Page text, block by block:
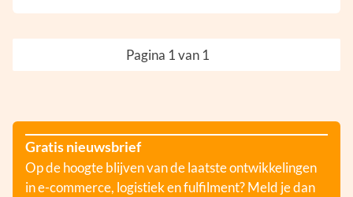
Pagina 1 van 1
Gratis nieuwsbrief
Op de hoogte blijven van de laatste ontwikkelingen
in e-commerce, logistiek en fulfilment? Meld je dan